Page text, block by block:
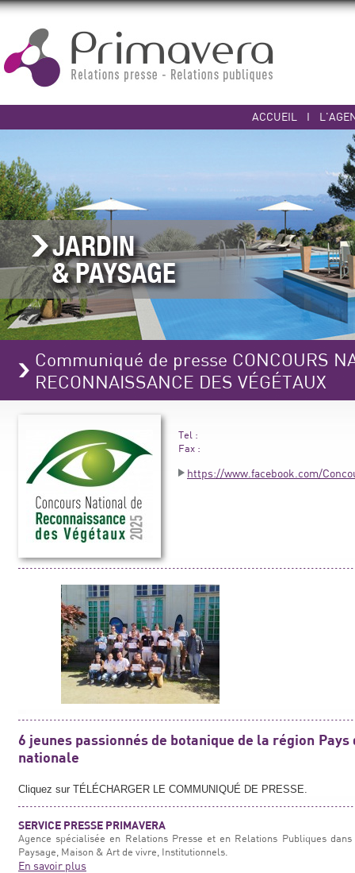
ACCUEIL I
Communiqué de presse CONCOURS
RECONNAISSANCE DES VÉGÉTAUX
Tel :
Fax :
https://www.facebook.com/
6 jeunes passionnés de botanique de la région
nationale
Cliquez sur TÉLÉCHARGER LE COMMUNIQUÉ DE PRESSE.
SERVICE PRESSE PRIMAVERA
Agence spécialisée en Relations Presse et en Relations Publiques
Paysage, Maison & Art de vivre, Institutionnels.
En savoir plus